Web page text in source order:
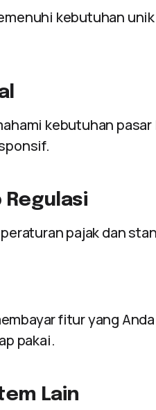
kebutuhan
kebutuhan
pajak dan
fitur yang
pakai.
Lain